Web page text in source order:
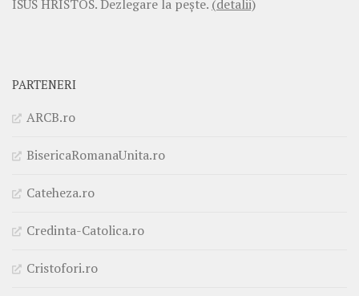
ISUS HRISTOS. Dezlegare la pește. (detalii)
PARTENERI
ARCB.ro
BisericaRomanaUnita.ro
Cateheza.ro
Credinta-Catolica.ro
Cristofori.ro